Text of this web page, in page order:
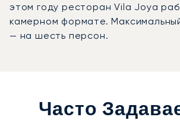
этом году ресторан Vila Joya
камерном формате.
— на шесть персон.
Часто